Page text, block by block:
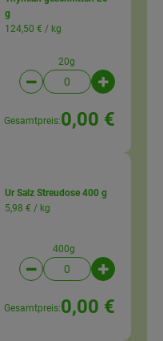
g
124,50 € / kg
20g
Artikelanzahl
Gesamtpreis:0,00 €
Ur Salz Streudose 400 g
5,98 € / kg
400g
Artikelanzahl
Gesamtpreis:0,00 €